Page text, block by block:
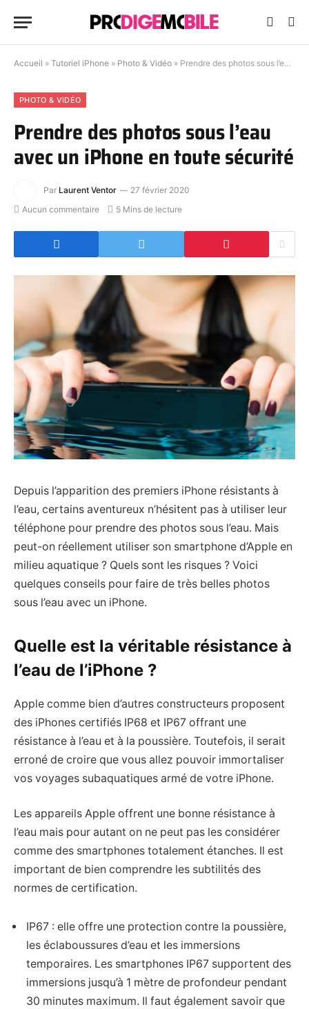
Accueil » Tutoriel iPhone » Photo & Vidéo » Prendre des photos sous l’eau avec un iPhone en toute sécurité
PHOTO & VIDÉO
Prendre des photos sous l’eau
avec un iPhone en toute sécurité
Par Laurent Ventor
27 février 2020
Aucun commentaire
5 Mins de lecture
Depuis l’apparition des premiers iPhone résistants à
l’eau, certains aventureux n’hésitent pas à utiliser leur
téléphone pour prendre des photos sous l’eau. Mais
peut-on réellement utiliser son smartphone d’Apple en
milieu aquatique ? Quels sont les risques ? Voici
quelques conseils pour faire de très belles photos
sous l’eau avec un iPhone.
Quelle est la véritable résistance à
l’eau de l’iPhone ?
Apple comme bien d’autres constructeurs proposent
des iPhones certifiés IP68 et IP67 offrant une
résistance à l’eau et à la poussière. Toutefois, il serait
erroné de croire que vous allez pouvoir immortaliser
vos voyages subaquatiques armé de votre iPhone.
Les appareils Apple offrent une bonne résistance à
l’eau mais pour autant on ne peut pas les considérer
comme des smartphones totalement étanches. Il est
important de bien comprendre les subtilités des
normes de certification.
IP67 : elle offre une protection contre la poussière,
les éclaboussures d’eau et les immersions
temporaires. Les smartphones IP67 supportent des
immersions jusqu’à 1 mètre de profondeur pendant
30 minutes maximum. Il faut également savoir que